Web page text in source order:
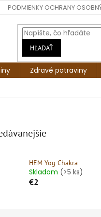
PODMIENKY OCHRANY
HĽADAŤ
Zdravé potraviny
HEM Yog Chakra
Skladom (>5 ks)
€2